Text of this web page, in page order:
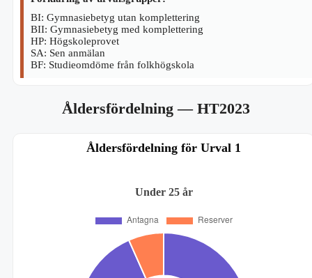
BI: Gymnasiebetyg utan komplettering
BII: Gymnasiebetyg med komplettering
HP: Högskoleprovet
SA: Sen anmälan
BF: Studieomdöme från folkhögskola
Åldersfördelning— HT2023
Åldersfördelning för Urval 1
Under 25 år